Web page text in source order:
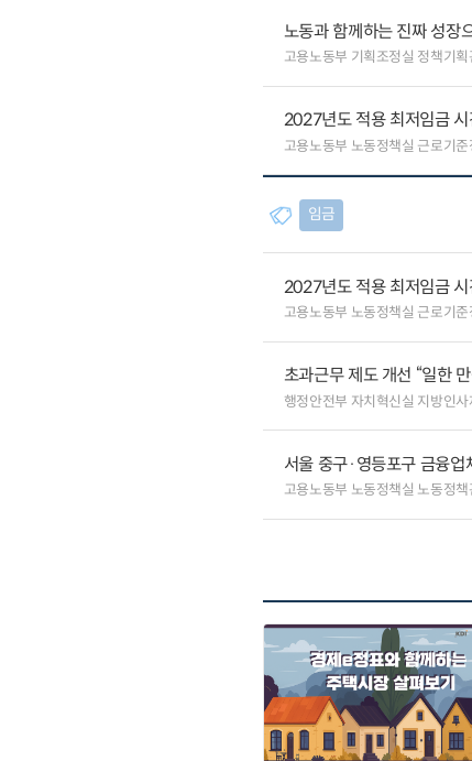
노동과 함께하는 진짜 성장
고용노동부 기획조정실 정책기
2027년도 적용 최저임금
고용노동부 노동정책실 근로기
임금
2027년도 적용 최저임금
고용노동부 노동정책실 근로기
초과근무 제도 개선 “일한
행정안전부 자치혁신실 지방인
서울 중구·영등포구 금융
고용노동부 노동정책실 노동정